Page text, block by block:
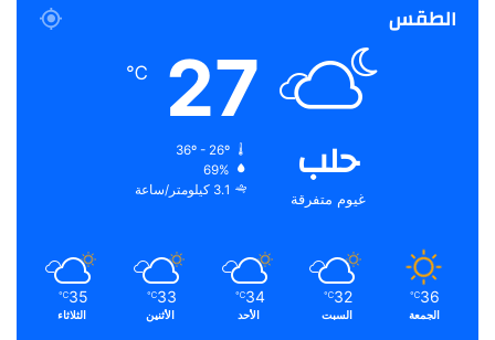
الطقس
حلب
غيوم متفرقة
27
℃
36º - 26º
69%
3.1 كيلومتر/ساعة
36
℃
الجمعة
32
℃
السبت
34
℃
الأحد
33
℃
الأثنين
35
℃
الثلاثاء